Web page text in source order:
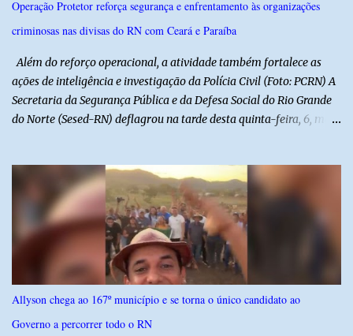
Municipal de Educação poderá expedir normas complementares
necessárias ao cumprimento da lei.
Operação Protetor reforça segurança e enfrentamento às organizações
criminosas nas divisas do RN com Ceará e Paraíba
Além do reforço operacional, a atividade também fortalece as
ações de inteligência e investigação da Polícia Civil (Foto: PCRN) A
Secretaria da Segurança Pública e da Defesa Social do Rio Grande
do Norte (Sesed-RN) deflagrou na tarde desta quinta-feira, 6, mais
da segurança pública para o enfrentamento de organizações
criminosas nos municípios localizados nas divisas do Rio Grande
do Norte com os estados do Ceará e da Paraíba. A mobilização,
com concentração e saída de equipes policiais, ocorreu às 16h, no
município de Baraúna, no Oeste potiguar. A operação reúne
efetivos da Polícia Militar do Rio Grande do Norte, da Polícia Civil
atuação integrada entre as forças de segurança e intensificando o
combate à criminalidade nas áreas de fronteira interestadual. As
Allyson chega ao 167º município e se torna o único candidato ao
Governo a percorrer todo o RN